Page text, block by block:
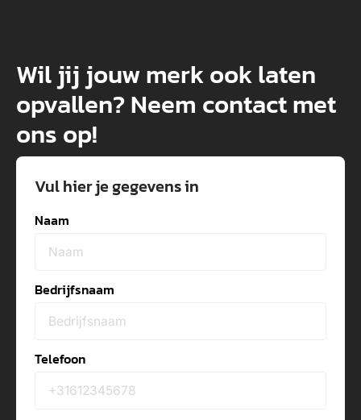
Wil jij jouw merk ook laten
opvallen? Neem contact met
ons op!
Vul hier je gegevens in
Naam
Bedrijfsnaam
Telefoon